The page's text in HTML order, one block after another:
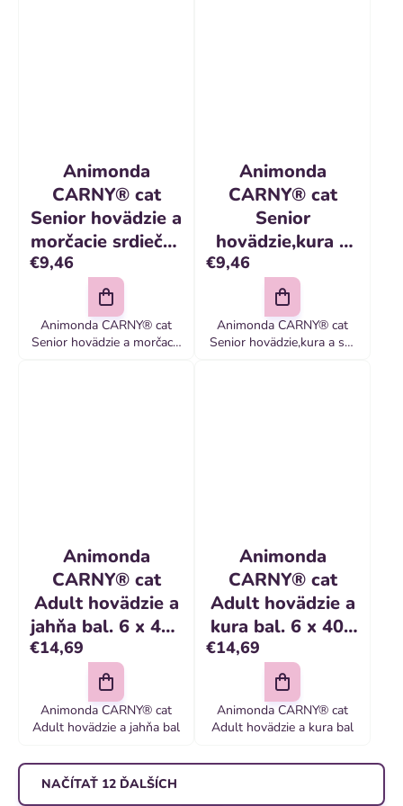
Animonda
CARNY® cat
Senior hovädzie a
morčacie srdiečka
bal. 6 x 200 g
konzerva
€9,46
Animonda CARNY® cat
Senior hovädzie a morčacie
Animonda
CARNY® cat
Senior
hovädzie,kura a
syr bal. 6 x 200 g
konzerva
€9,46
Animonda CARNY® cat
Senior hovädzie,kura a syr
Animonda
CARNY® cat
Adult hovädzie a
jahňa bal. 6 x 400
g konzerva
€14,69
Animonda CARNY® cat
Adult hovädzie a jahňa bal
Animonda
CARNY® cat
Adult hovädzie a
kura bal. 6 x 400
g konzerva
€14,69
Animonda CARNY® cat
Adult hovädzie a kura bal
NAČÍTAŤ 12 ĎALŠÍCH